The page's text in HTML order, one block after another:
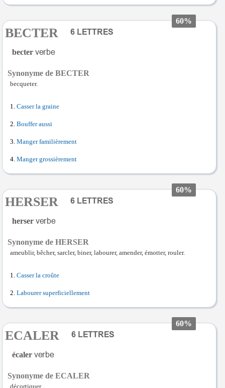
60%
BECTER
becter
Synonyme de BECTER
becqueter.
Casser la graine
Bouffer aussi
Manger familièrement
Manger grossièrement
60%
HERSER
herser
Synonyme de HERSER
ameublir, bêcher, sarcler, biner, labourer, amender, émotter, rouler.
Casser la croûte
Labourer superficiellement
60%
ECALER
écaler
Synonyme de ECALER
décortiquer.